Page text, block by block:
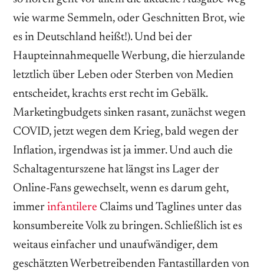
wie warme Semmeln, oder Geschnitten Brot, wie
es in Deutschland heißt!). Und bei der
Haupteinnahmequelle Werbung, die hierzulande
letztlich über Leben oder Sterben von Medien
entscheidet, krachts erst recht im Gebälk.
Marketingbudgets sinken rasant, zunächst wegen
COVID, jetzt wegen dem Krieg, bald wegen der
Inflation, irgendwas ist ja immer. Und auch die
Schaltagenturszene hat längst ins Lager der
Online-Fans gewechselt, wenn es darum geht,
immer infantilere Claims und Taglines unter das
konsumbereite Volk zu bringen. Schließlich ist es
weitaus einfacher und unaufwändiger, dem
geschätzten Werbetreibenden Fantastillarden von